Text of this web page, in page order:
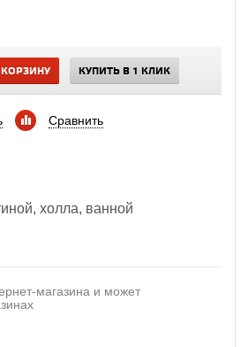
КОРЗИНУ КУПИТЬ В 1 КЛИК
Сравнить
холла, ванной
магазина и может